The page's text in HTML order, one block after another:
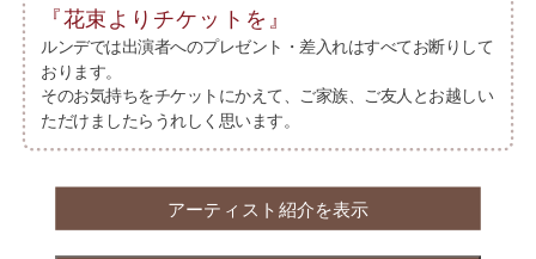
『花束よりチケットを』
ルンデでは出演者へのプレゼント・差入れはすべてお断りして
おります。
そのお気持ちをチケットにかえて、ご家族、ご友人とお越しい
ただけましたらうれしく思います。
アーティスト紹介を表示